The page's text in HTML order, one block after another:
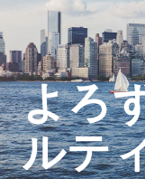
よろ
ルテ
生成AI
生成AIとの「壁